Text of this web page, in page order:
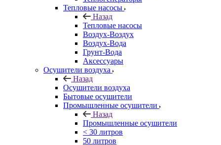
Тепловые насосы
Назад
Тепловые насосы
Воздух-Воздух
Воздух-Вода
Грунт-Вода
Аксессуары
Осушители воздуха
Назад
Осушители воздуха
Бытовые осушители
Промышленные осушители
Назад
Промышленные осушители
< 30 литров
50 литров